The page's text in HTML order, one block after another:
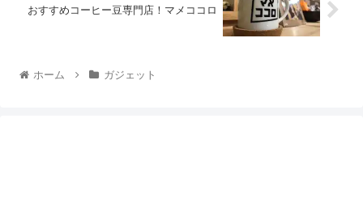
おすすめコーヒー豆専門店！マメココロ
ホーム ガジェット